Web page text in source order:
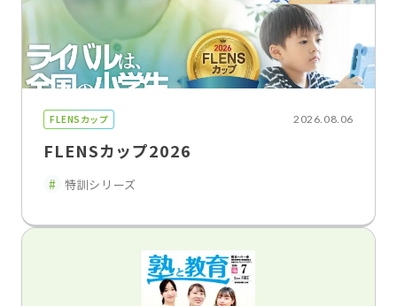
FLENSカップ 2026.08.06
FLENSカップ2026
特訓シリーズ